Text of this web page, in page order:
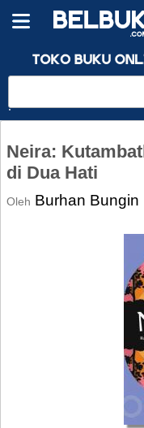
Neira:
di Dua Hati
Oleh Burhan Bungin